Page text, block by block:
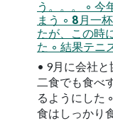
う。。。 ◦ 今
まう ◦ 8月一
たが、この時
た ◦ 結果テニ
• 9月に会社
二食でも食べ
るようにした
食はしっかり